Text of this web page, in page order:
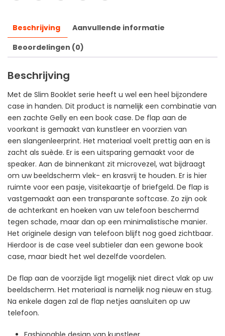
Beschrijving
Aanvullende informatie
Beoordelingen (0)
Beschrijving
Met de Slim Booklet serie heeft u wel een heel bijzondere
case in handen. Dit product is namelijk een combinatie van
een zachte Gelly en een book case. De flap aan de
voorkant is gemaakt van kunstleer en voorzien van
een slangenleerprint. Het materiaal voelt prettig aan en is
zacht als suède. Er is een uitsparing gemaakt voor de
speaker. Aan de binnenkant zit microvezel, wat bijdraagt
om uw beeldscherm vlek- en krasvrij te houden. Er is hier
ruimte voor een pasje, visitekaartje of briefgeld. De flap is
vastgemaakt aan een transparante softcase. Zo zijn ook
de achterkant en hoeken van uw telefoon beschermd
tegen schade, maar dan op een minimalistische manier.
Het originele design van telefoon blijft nog goed zichtbaar.
Hierdoor is de case veel subtieler dan een gewone book
case, maar biedt het wel dezelfde voordelen.
De flap aan de voorzijde ligt mogelijk niet direct vlak op uw
beeldscherm. Het materiaal is namelijk nog nieuw en stug.
Na enkele dagen zal de flap netjes aansluiten op uw
telefoon.